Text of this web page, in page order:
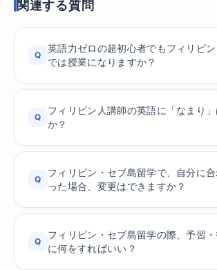
関連する質問
Q
英語力ゼロの超初心者でもフィリピ
では授業になりますか？
Q
フィリピン人講師の英語に「なまり
か？
Q
フィリピン・セブ島留学で、自分に
った場合、変更はできますか？
Q
フィリピン・セブ島留学の際、予習
に何をすればいい？